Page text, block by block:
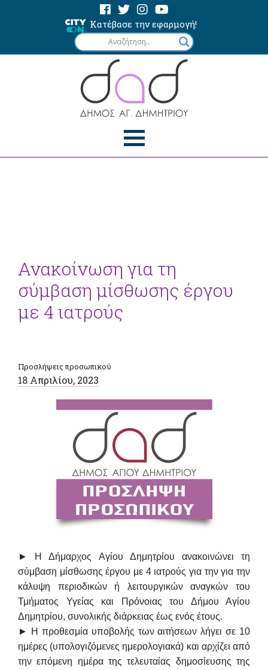
Κατέβασε την εφαρμογή!
Ανακοίνωση για τη
σύμβαση μίσθωσης έργου
με 4 ιατρούς
Προσλήψεις προσωπικού
18 Απριλίου, 2023
► Η Δήμαρχος Αγίου Δημητρίου ανακοινώνει τη
σύμβαση μίσθωσης έργου με 4 ιατρούς για την για την
κάλυψη περιοδικών ή λειτουργικών αναγκών του
Τμήματος Υγείας και Πρόνοιας του Δήμου Αγίου
Δημητρίου, συνολικής διάρκειας έως ενός έτους.
► Η προθεσμία υποβολής των αιτήσεων λήγει σε 10
ημέρες (υπολογιζόμενες ημερολογιακά) και αρχίζει από
την επόμενη ημέρα της τελευταίας δημοσίευσης της